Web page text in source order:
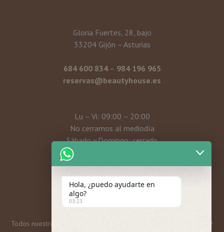
Gloria Fuertes, 28, bajo
33204 Gijón – Asturias
684 600 834– 984 196 965
reservas@beautyhouse.es
Lu – Vi: 09:00 – 20:00
No cerramos al mediodía
Sábado y Domingo: cerrado
Mi cuenta
Todos nuestros bonos y tarjetas regalo tienen una caducidad de 12
Hola, ¿puedo ayudarte en
algo?
03:23